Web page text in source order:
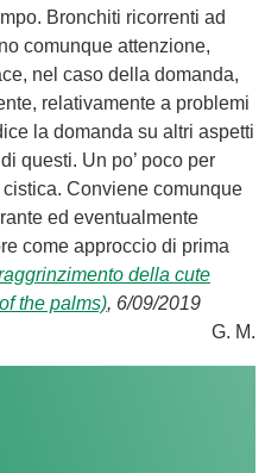
Bronchiti ricorrenti ad
comunque attenzione,
nel caso della domanda,
relativamente a problemi
la domanda su altri aspetti
questi. Un po’ poco per
Conviene comunque
ed eventualmente
come approccio di prima
della cute
the palms), 6/09/2019
G. M.